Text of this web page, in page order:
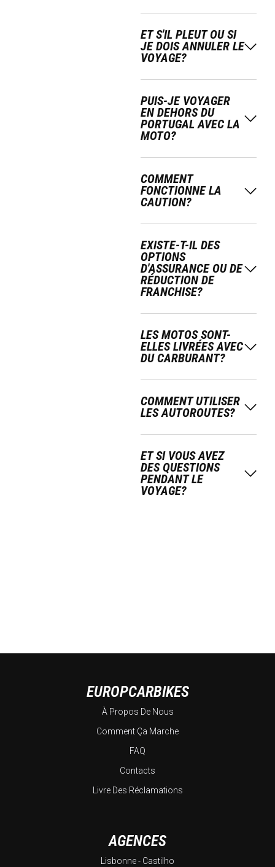
ET S'IL PLEUT OU SI
JE DOIS ANNULER LE
VOYAGE?
PUIS-JE VOYAGER
EN DEHORS DU
PORTUGAL AVEC LA
MOTO?
COMMENT
FONCTIONNE LA
CAUTION?
EXISTE-T-IL DES
OPTIONS
D'ASSURANCE OU DE
RÉDUCTION DE
FRANCHISE?
LES MOTOS SONT-
ELLES LIVRÉES AVEC
DU CARBURANT?
COMMENT UTILISER
LES AUTOROUTES?
ET SI VOUS AVEZ
DES QUESTIONS
PENDANT LE
VOYAGE?
EUROPCARBIKES
À Propos De Nous
Comment Ça Marche
FAQ
Contacts
Livre Des Réclamations
AGENCES
Lisbonne - Castilho